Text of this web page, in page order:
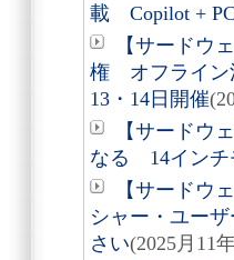
載 Copilot +
【サードウ
権 オフライン
13・14日開催
【サードウ
なる 14インチ
【サードウ
シャー・ユー
さい(2025月11